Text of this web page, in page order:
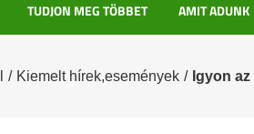
TUDJON MEG TÖBBET AMIT ADUNK
/ Kiemelt hírek,események / Igyon